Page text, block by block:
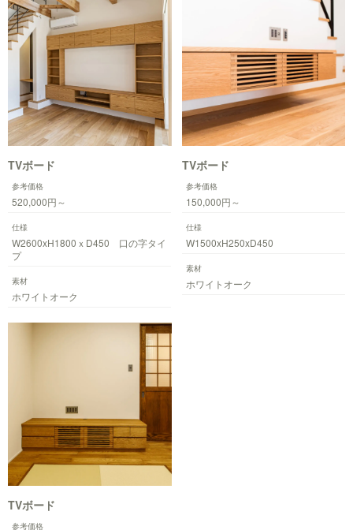
TVボード
参考価格
520,000円～
仕様
W2600xH1800ｘD450 口の字タイ
プ
素材
ホワイトオーク
TVボード
参考価格
150,000円～
仕様
W1500xH250xD450
素材
ホワイトオーク
TVボード
参考価格